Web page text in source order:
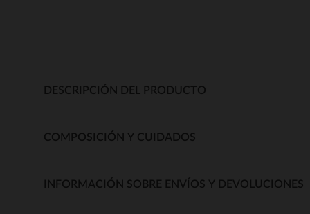
DESCRIPCIÓN DEL PRODUCTO
COMPOSICIÓN Y CUIDADOS
INFORMACIÓN SOBRE ENVÍOS Y DEVOLUCIONES